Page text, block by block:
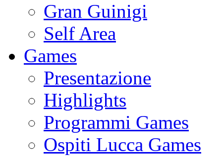
Gran Guinigi
Self Area
Games
Presentazione
Highlights
Programmi Games
Ospiti Lucca Games